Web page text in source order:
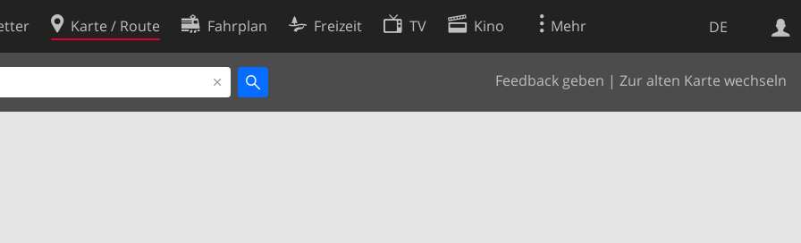
DE
Karte / Route Fahrplan Freizeit TV Kino Mehr
Feedback geben | Zur alten Karte wechseln
Websuche
Cookie-Richtlinie
Cookie-Einstellungen